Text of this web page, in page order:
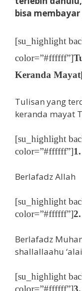
bisa membayar
[su_highlight
color=”#ffffff”]
Keranda Mayat
Tulisan yang
keranda mayat
[su_highlight
color=”#ffffff”]
Berlafadz Allah
[su_highlight
color=”#ffffff”]
Berlafadz
shallallaahu
[su_highlight
color=”#ffffff”]